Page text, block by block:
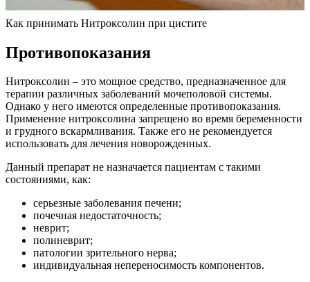
Как принимать Нитроксолин при цистите
Противопоказания
Нитроксолин – это мощное средство, предназначенное для
терапии различных заболеваний мочеполовой системы.
Однако у него имеются определенные противопоказания.
Применение нитроксолина запрещено во время беременности
и грудного вскармливания. Также его не рекомендуется
использовать для лечения новорожденных.
Данный препарат не назначается пациентам с такими
состояниями, как:
серьезные заболевания печени;
почечная недостаточность;
неврит;
полиневрит;
патологии зрительного нерва;
индивидуальная непереносимость компонентов.